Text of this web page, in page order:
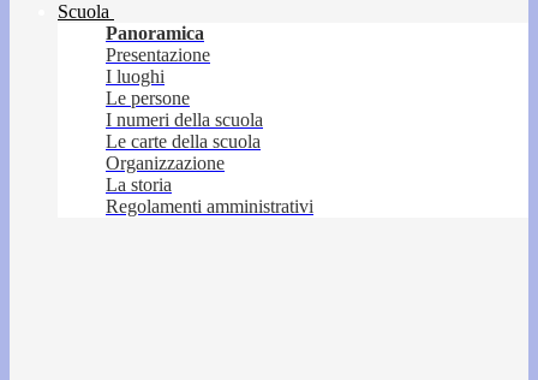
Scuola
Panoramica
Presentazione
I luoghi
Le persone
I numeri della scuola
Le carte della scuola
Organizzazione
La storia
Regolamenti amministrativi